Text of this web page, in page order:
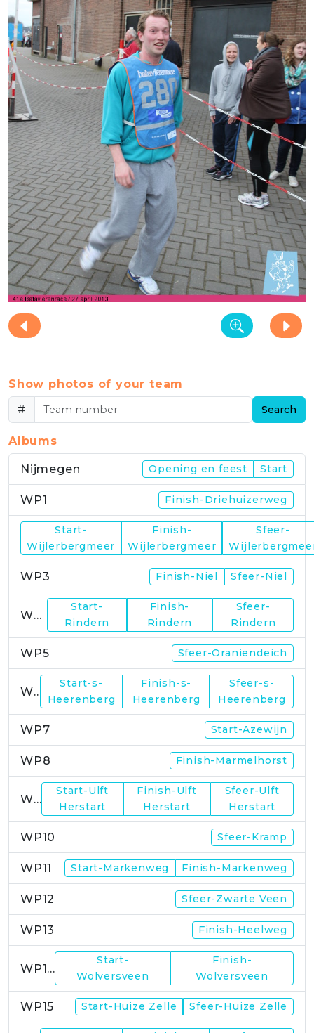
Show photos of your team
#
Search
Albums
Nijmegen Opening en feest Start
WP1 Finish-Driehuizerweg
Start-
Wijlerbergmeer
Finish-
Wijlerbergmeer
Sfeer-
WP3 Finish-Niel Sfeer-Niel
WP4
Start-
Rindern
Finish-
Rindern
Sfeer-
Rindern
WP5 Sfeer-Oraniendeich
WP6
Start-s-
Heerenberg
Finish-s-
Heerenberg
Sfeer-s-
Heerenberg
WP7 Start-Azewijn
WP8 Finish-Marmelhorst
WP9
Start-Ulft
Herstart
Finish-Ulft
Herstart
Sfeer-Ulft
Herstart
WP10 Sfeer-Kramp
WP11 Start-Markenweg Finish-Markenweg
WP12 Sfeer-Zwarte Veen
WP13 Finish-Heelweg
WP14
Start-
Wolversveen
Finish-
Wolversveen
WP15 Start-Huize Zelle Sfeer-Huize Zelle